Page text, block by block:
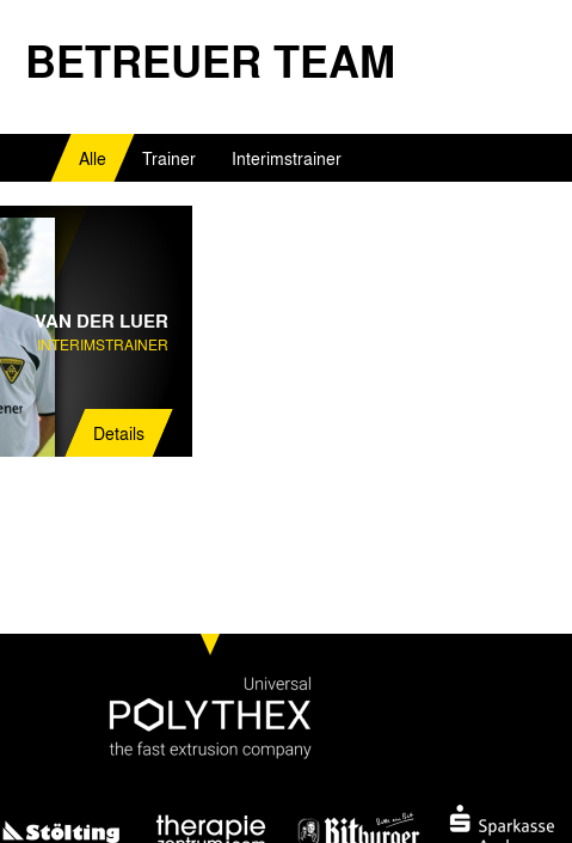
BETREUER TEAM
Alle Trainer Interimstrainer
VAN DER LUER
INTERIMSTRAINER
Details